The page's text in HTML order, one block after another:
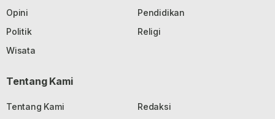
Opini
Pendidikan
Politik
Religi
Wisata
Tentang Kami
Tentang Kami
Redaksi